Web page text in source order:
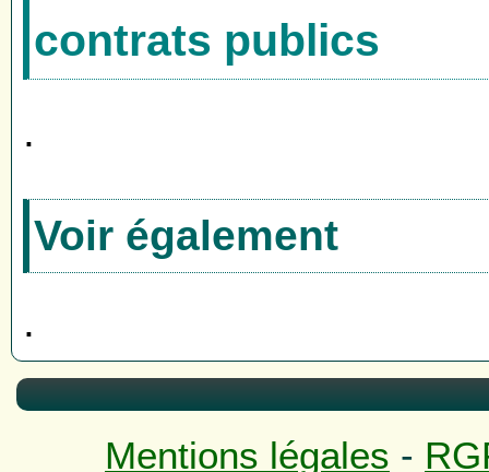
contrats publics
.
Voir également
.
Mentions légales -